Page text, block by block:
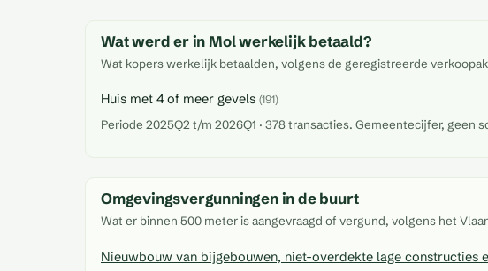
Wat werd er in Mol werkelijk betaald?
Wat kopers werkelijk betaalden, volgens de geregistreerde
Huis met 4 of meer gevels (191)
Periode 2025Q2 t/m 2026Q1 · 378 transacties. Gemeentecijfer, geen
Omgevingsvergunningen in de buurt
Wat er binnen 500 meter is aangevraagd of vergund, volgens het
Nieuwbouw van bijgebouwen, niet-overdekte lage constructies